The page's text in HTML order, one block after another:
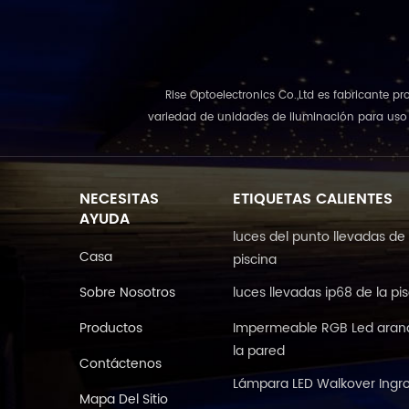
Rise Optoelectronics Co.,Ltd es fabricante
variedad de unidades de iluminación para
NECESITAS
AYUDA
Casa
Sobre Nosotros
Productos
Contáctenos
Mapa Del Sitio
ETIQUETAS CALIENTES
luces del punto llevadas de
piscina
luces llevadas ip68 de la
Impermeable RGB Led
la pared
Lámpara LED Walkover